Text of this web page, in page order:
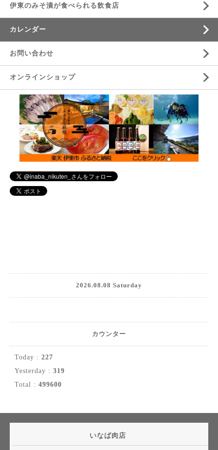
伊東のみそ漬が食べられる飲食店
カレンダー
お問い合わせ
オンラインショップ
2026.08.08 Saturday
カウンター
Today : 227
Yesterday : 319
Total : 499600
いなば肉店